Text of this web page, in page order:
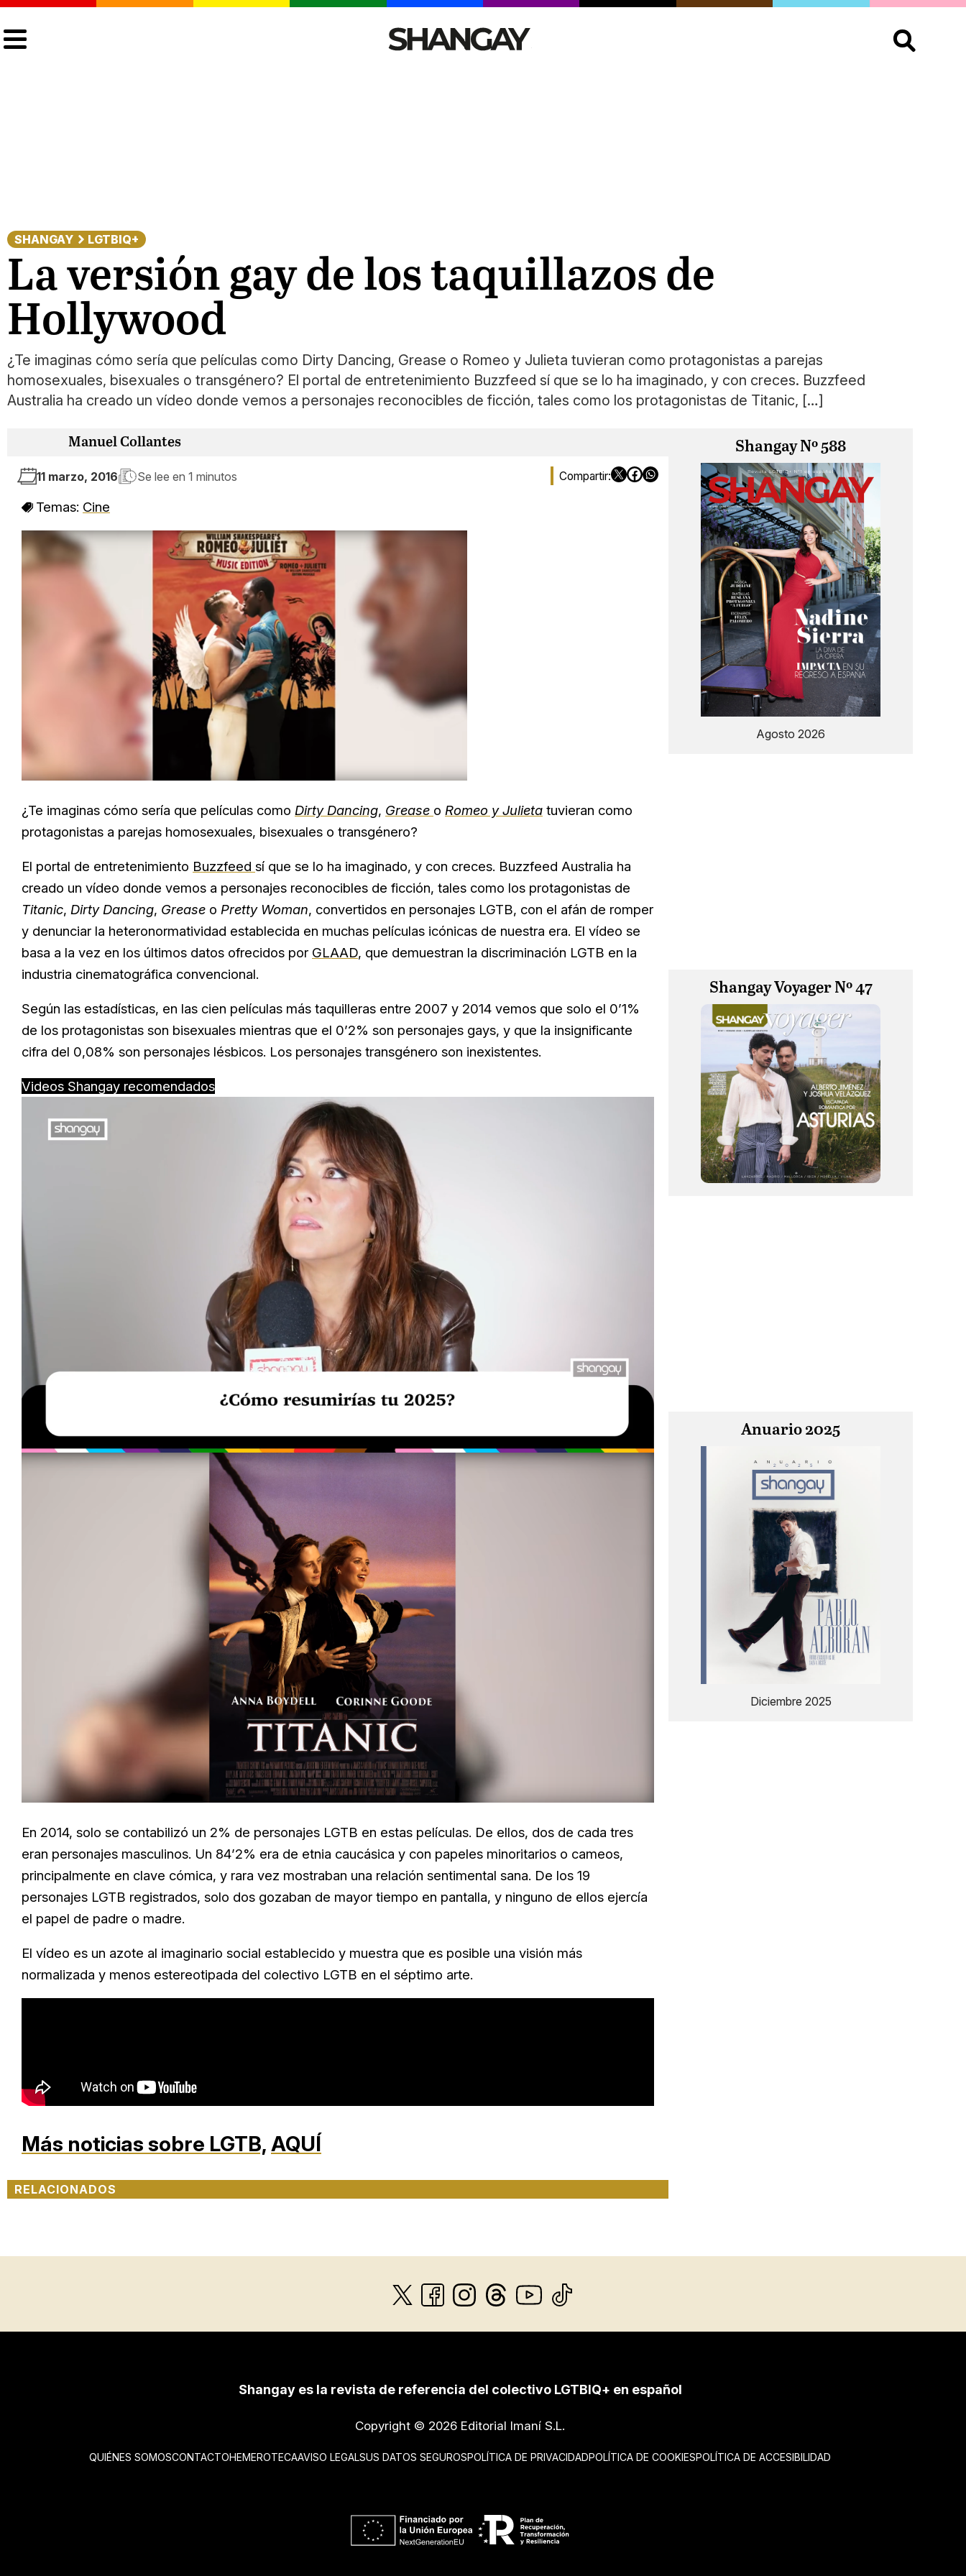
Buscar:
SHANGAY LGTBIQ+
La versión gay de los taquillazos de
Hollywood
¿Te imaginas cómo sería que películas como Dirty Dancing, Grease o Romeo y Julieta tuvieran como protagonistas a parejas
homosexuales, bisexuales o transgénero? El portal de entretenimiento Buzzfeed sí que se lo ha imaginado, y con creces. Buzzfeed
Australia ha creado un vídeo donde vemos a personajes reconocibles de ficción, tales como los protagonistas de Titanic, […]
Manuel Collantes
11 marzo, 2016 Se lee en 1 minutos
Temas: Cine
¿Te imaginas cómo sería que películas como Dirty Dancing, Grease o Romeo y Julieta tuvieran como
protagonistas a parejas homosexuales, bisexuales o transgénero?
El portal de entretenimiento Buzzfeed sí que se lo ha imaginado, y con creces. Buzzfeed Australia ha
creado un vídeo donde vemos a personajes reconocibles de ficción, tales como los protagonistas de
Titanic, Dirty Dancing, Grease o Pretty Woman, convertidos en personajes LGTB, con el afán de romper
y denunciar la heteronormatividad establecida en muchas películas icónicas de nuestra era. El vídeo se
basa a la vez en los últimos datos ofrecidos por GLAAD, que demuestran la discriminación LGTB en la
industria cinematográfica convencional.
Según las estadísticas, en las cien películas más taquilleras entre 2007 y 2014 vemos que solo el 0’1%
de los protagonistas son bisexuales mientras que el 0’2% son personajes gays, y que la insignificante
cifra del 0,08% son personajes lésbicos. Los personajes transgénero son inexistentes.
Videos Shangay recomendados
15.78%
En 2014, solo se contabilizó un 2% de personajes LGTB en estas películas. De ellos, dos de cada tres
eran personajes masculinos. Un 84’2% era de etnia caucásica y con papeles minoritarios o cameos,
principalmente en clave cómica, y rara vez mostraban una relación sentimental sana. De los 19
personajes LGTB registrados, solo dos gozaban de mayor tiempo en pantalla, y ninguno de ellos ejercía
el papel de padre o madre.
El vídeo es un azote al imaginario social establecido y muestra que es posible una visión más
normalizada y menos estereotipada del colectivo LGTB en el séptimo arte.
Más noticias sobre LGTB, AQUÍ
RELACIONADOS
Shangay Nº 588
Agosto 2026
Shangay Voyager Nº 47
Anuario 2025
Diciembre 2025
Shangay es la revista de referencia del colectivo LGTBIQ+ en español
Copyright © 2026 Editorial Imaní S.L.
QUIÉNES SOMOSCONTACTOHEMEROTECAAVISO LEGALSUS DATOS SEGUROSPOLÍTICA DE PRIVACIDADPOLÍTICA DE COOKIESPOLÍTICA DE ACCESIBILIDAD